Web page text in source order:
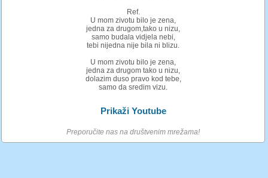
Ref.
U mom zivotu bilo je zena,
jedna za drugom,tako u nizu,
samo budala vidjela nebi,
tebi nijedna nije bila ni blizu.
U mom zivotu bilo je zena,
jedna za drugom tako u nizu,
dolazim duso pravo kod tebe,
samo da sredim vizu.
Prikaži Youtube
Preporučite nas na društvenim mrežama!